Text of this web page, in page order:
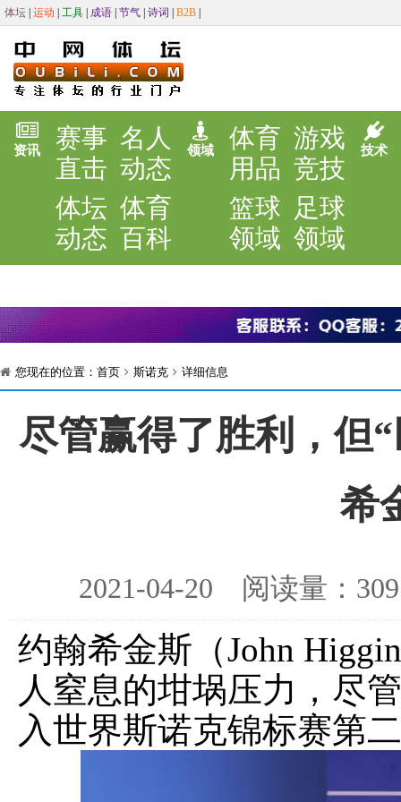
体坛 运动 工具 成语 节气 诗词 B2B
资讯
赛事
直击
名人
动态
体坛
动态
体育
百科
领域
体育
用品
游戏
竞技
篮球
领域
足球
领域
技术
您现在的位置： 首页 斯诺克 详细信息
尽管赢得了胜利，但
希
2021-04-20 阅读量：
约翰希金斯（John
人窒息的坩埚压力，尽
入世界斯诺克锦标赛第